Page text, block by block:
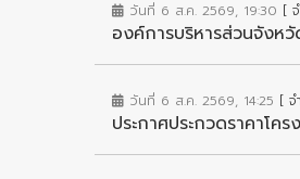
วันที่ 6 ส.ค. 2569, 19:30 [
องค์การบริหารส่วนจังห
วันที่ 6 ส.ค. 2569, 14:25 [ จ
ประกาศประกวดราคาโ